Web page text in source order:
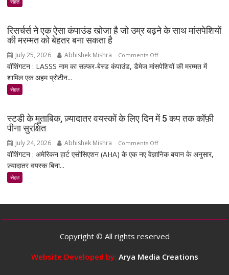
सावधान
रिसर्चर्स ने एक ऐसा कंपाउंड खोजा है जो उम्र बढ़ने के साथ मांसपेशियों
की मरम्मत को बेहतर बना सकता है
July 25, 2026 Abhishek Mishra Comments Offon
रिसर्चर्स
खोजा
जो
उम्र
को
बना
वॉशिंगटन : LASSS नाम का सल्फर-बेस्ड कंपाउंड, डैमेज मांसपेशियों की मरम्मत में
शामिल एक अहम प्रोटीन...
सेहत
स्टडी के मुताबिक, ज़्यादातर वयस्कों के लिए दिन में 5 कप तक कॉफ़ी
पीना सुरक्षित
July 24, 2026 Abhishek Mishra Comments Offon
स्टडी
लिए
5
वॉशिंगटन : अमेरिकन हार्ट एसोसिएशन (AHA) के एक नए वैज्ञानिक बयान के अनुसार,
ज़्यादातर वयस्क बिना...
सेहत
Copyright © All rights reserved
Website Developed by: Arya Media Creations